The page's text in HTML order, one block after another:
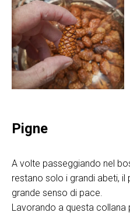
Pigne
A volte passeggiando nel
restano solo i grandi abeti, il
grande senso di pace.
Lavorando a questa